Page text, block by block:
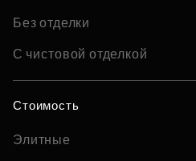
Без отделки
С чистовой отделкой
Стоимость
Элитные